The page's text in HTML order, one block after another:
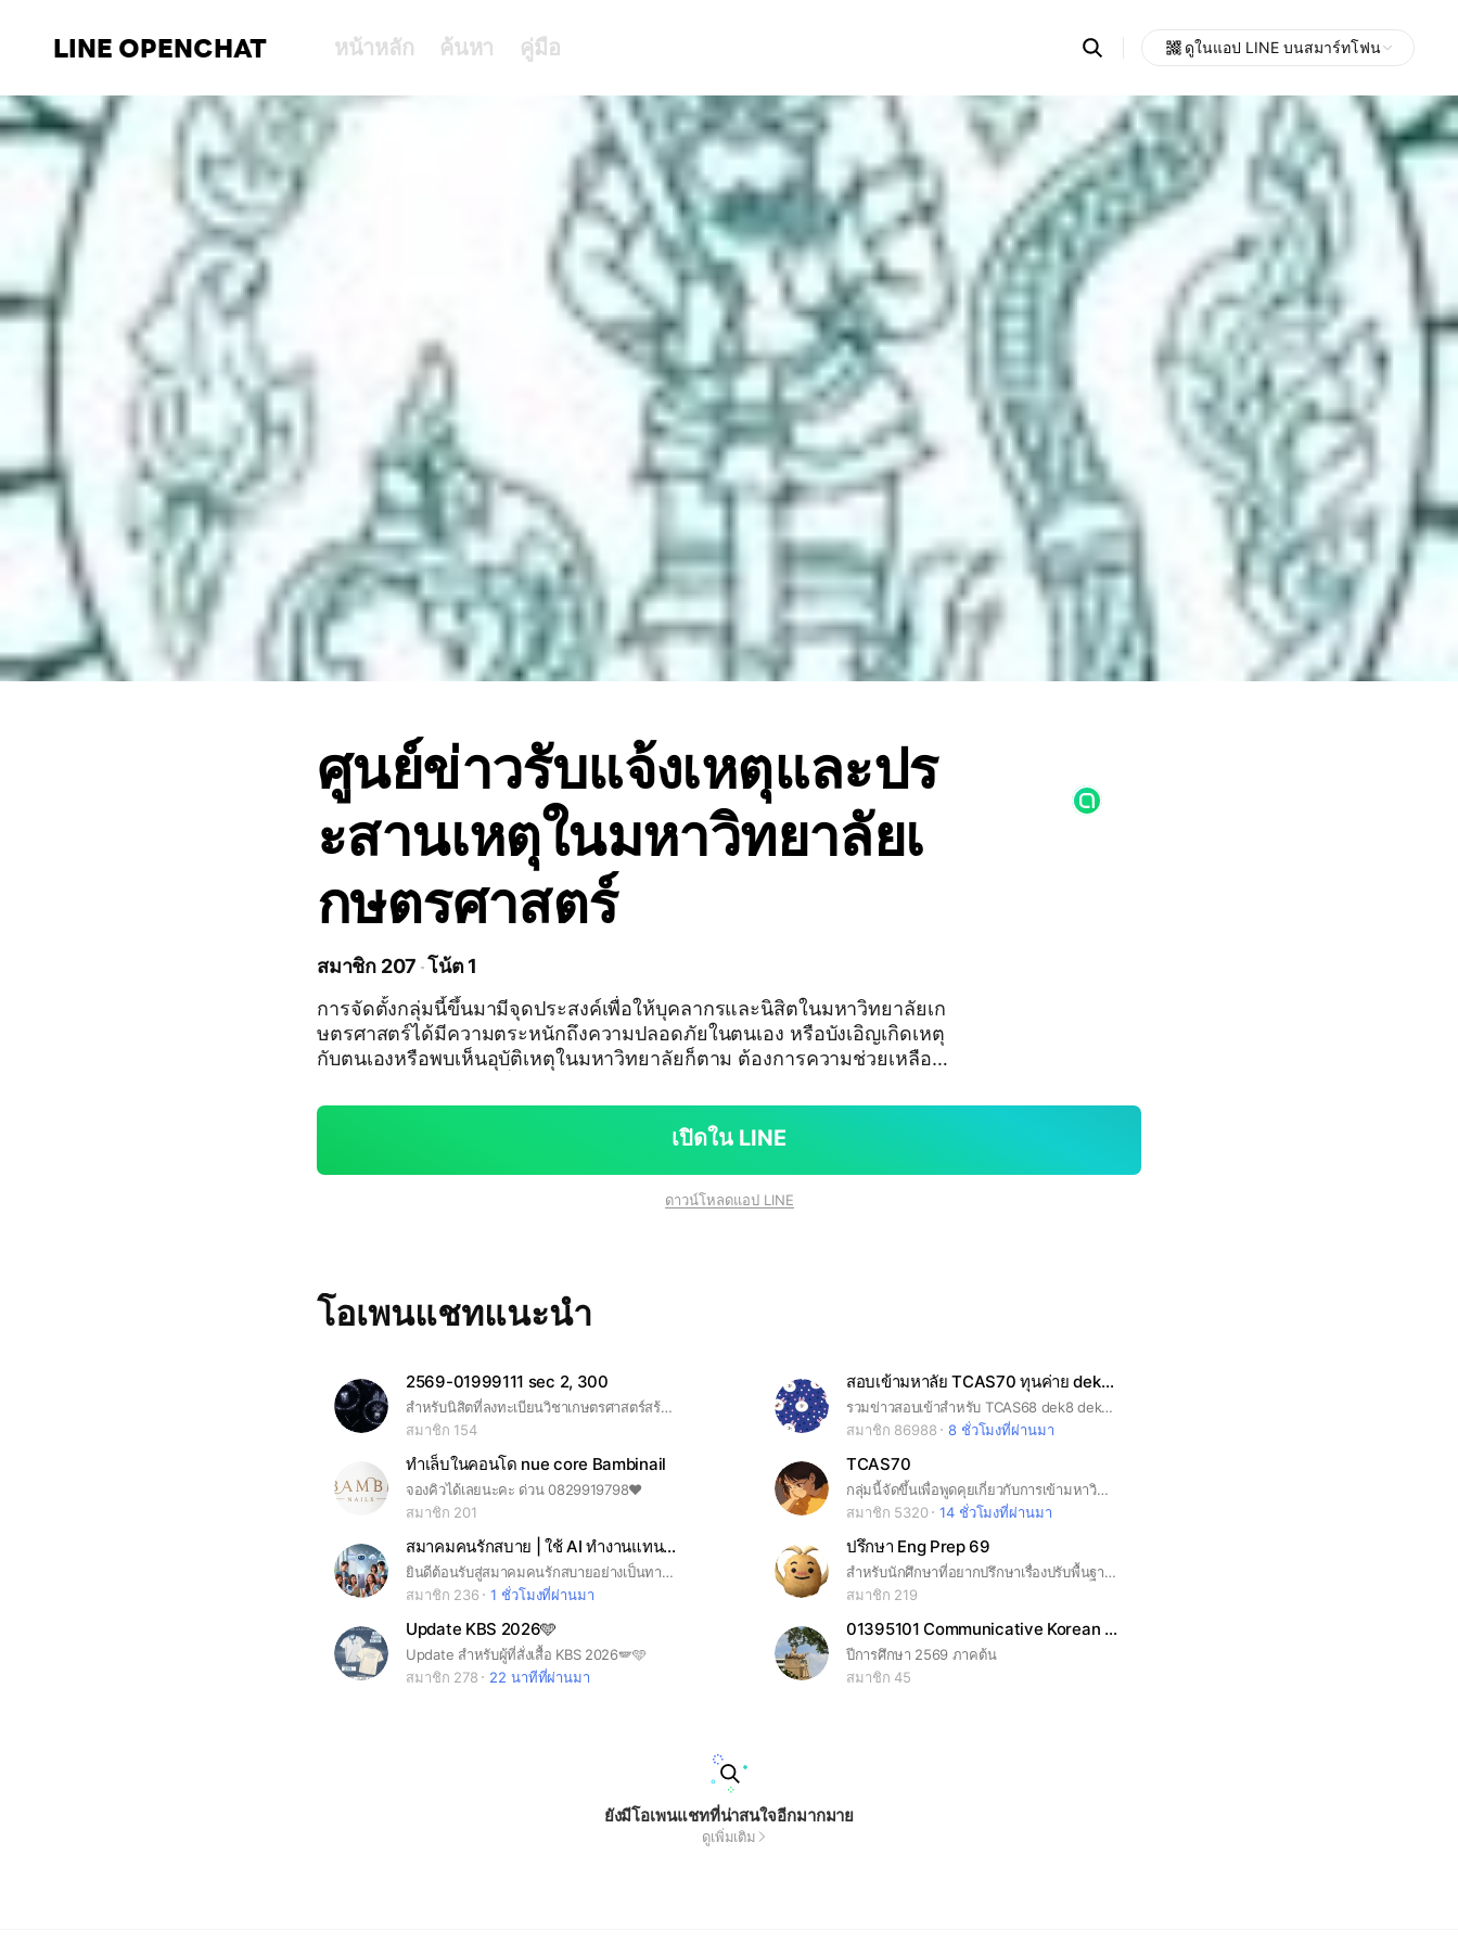
LINE OPENCHAT หน้าหลัก ค้นหา คู่มือ Search
OpenChats
messages
search
area
ดูในแอป LINE บนสมาร์ทโฟน
ศูนย์ข่าวรับแจ้งเหตุและปร
ะสานเหตุในมหาวิทยาลัยเ
กษตรศาสตร์
สมาชิก 207 โน้ต 1
การจัดตั้งกลุ่มนี้ขึ้นมามีจุดประสงค์เพื่อให้บุคลากรและนิสิตในมหาวิทยาลัยเก
ษตรศาสตร์ได้มีความตระหนักถึงความปลอดภัยในตนเอง หรือบังเอิญเกิดเหตุ
กับตนเองหรือพบเห็นอุบัติเหตุในมหาวิทยาลัยก็ตาม ต้องการความช่วยเหลือใ
ามต้องการความช่วยเหลือ สามารถแจ้งผ่านกลุ่มโอเพ่นแชทนี้ได้เลยจะมีผม
นิสิตสาขาพละศึกษาคอยเป็นตัวกลางรับและประสานเหตุกับทางมหาวิทยาลัย
เปิดใน LINE
ดาวน์โหลดแอป LINE
โอเพนแชทแนะนำ
2569-01999111 sec 2, 300
สำหรับนิสิตที่ลงทะเบียนวิชาเกษตรศาสตร์สร้างศาสตร์แห่งแผ่นดิน หมู่ 2 และ 300
สมาชิก 154
สอบเข้ามหาลัย TCAS70 ทุนค่าย dek70
รวมข่าวสอบเข้าสำหรับ TCAS68 dek8 dek69 รับตรง ทุน ค่าย
สมาชิก 86988
8 ชั่วโมงที่ผ่านมา
ทำเล็บในคอนโด nue core Bambinail
จองคิวได้เลยนะคะ ด่วน 0829919798❤️
สมาชิก 201
TCAS70
กลุ่มนี้จัดขึ้นเพื่อพูดคุยเกี่ยวกับการเข้ามหาวิทยาลัย สามารถแลกเปลี่ยนข้อมูลและความรู้ได้เลยค่ะ #dek70 #dek71 #dek72 #เด็กซิ่ว
สมาชิก 5320
14 ชั่วโมงที่ผ่านมา
สมาคมคนรักสบาย | ใช้ AI ทำงานแทนได้ป่ะ 🤖
ยินดีต้อนรับสู่สมาคมคนรักสบายอย่างเป็นทางการจ้า! 🤖💨 ชุมชนศูนย์รวมของคนขี้เกียจแต่ฉลาดที่จะใช้ AI ทุ่นแรงชีวิตประจำวัน!
สมาชิก 236
1 ชั่วโมงที่ผ่านมา
ปรึกษา Eng Prep 69
สำหรับนักศึกษาที่อยากปรึกษาเรื่องปรับพื้นฐาน ให้คำปรึกษากันเอง
สมาชิก 219
Update KBS 2026🩵
Update สำหรับผู้ที่สั่งเสื้อ KBS 2026🪽🩵
สมาชิก 278
22 นาทีที่ผ่านมา
01395101 Communicative Korean I (หมู่ 1)
ปีการศึกษา 2569 ภาคต้น
สมาชิก 45
ยังมีโอเพนแชทที่น่าสนใจอีกมากมาย
ดูเพิ่มเติม